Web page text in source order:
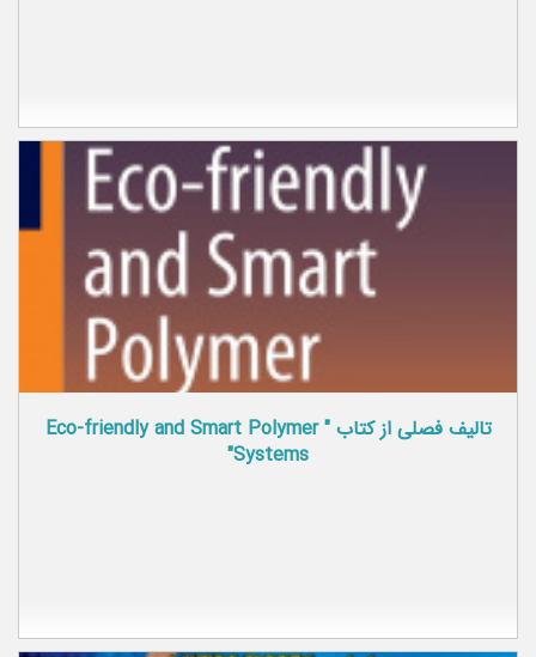
تالیف فصلی از کتاب " Eco-friendly and Smart Polymer
Systems"